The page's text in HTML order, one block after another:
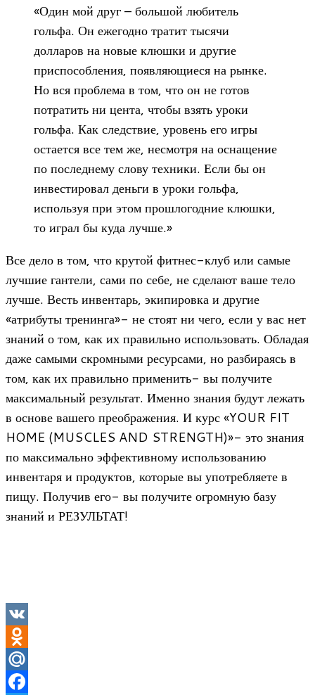
«Один мой друг – большой любитель
гольфа. Он ежегодно тратит тысячи
долларов на новые клюшки и другие
приспособления, появляющиеся на рынке.
Но вся проблема в том, что он не готов
потратить ни цента, чтобы взять уроки
гольфа. Как следствие, уровень его игры
остается все тем же, несмотря на оснащение
по последнему слову техники. Если бы он
инвестировал деньги в уроки гольфа,
используя при этом прошлогодние клюшки,
то играл бы куда лучше.»
Все дело в том, что крутой фитнес-клуб или самые
лучшие гантели, сами по себе, не сделают ваше тело
лучше. Весть инвентарь, экипировка и другие
«атрибуты тренинга»- не стоят ни чего, если у вас нет
знаний о том, как их правильно использовать. Обладая
даже самыми скромными ресурсами, но разбираясь в
том, как их правильно применить- вы получите
максимальный результат. Именно знания будут лежать
в основе вашего преображения. И курс «YOUR FIT
HOME (MUSCLES AND STRENGTH)»- это знания
по максимально эффективному использованию
инвентаря и продуктов, которые вы употребляете в
пищу. Получив его- вы получите огромную базу
знаний и РЕЗУЛЬТАТ!
VK
Odnoklassniki
Mail.Ru